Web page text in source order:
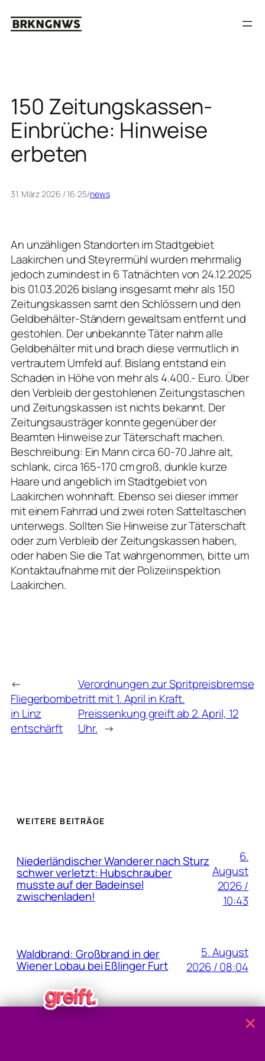
Inhalt
150 Zeitungskassen-
Einbrüche: Hinweise
erbeten
31. März 2026 / 16:25/news
An unzähligen Standorten im Stadtgebiet
Laakirchen und Steyrermühl wurden mehrmalig
jedoch zumindest in 6 Tatnächten von 24.12.2025
bis 01.03.2026 bislang insgesamt mehr als 150
Zeitungskassen samt den Schlössern und den
Geldbehälter-Ständern gewaltsam entfernt und
gestohlen. Der unbekannte Täter nahm alle
Geldbehälter mit und brach diese vermutlich in
vertrautem Umfeld auf. Bislang entstand ein
Schaden in Höhe von mehr als 4.400.- Euro. Über
den Verbleib der gestohlenen Zeitungstaschen
und Zeitungskassen ist nichts bekannt. Der
Zeitungsausträger konnte gegenüber der
Beamten Hinweise zur Täterschaft machen.
Beschreibung: Ein Mann circa 60-70 Jahre alt,
schlank, circa 165-170 cm groß, dunkle kurze
Haare und angeblich im Stadtgebiet von
Laakirchen wohnhaft. Ebenso sei dieser immer
mit einem Fahrrad und zwei roten Satteltaschen
unterwegs. Sollten Sie Hinweise zur Täterschaft
oder zum Verbleib der Zeitungskassen haben,
oder haben Sie die Tat wahrgenommen, bitte um
Kontaktaufnahme mit der Polizeiinspektion
Laakirchen.
←
Fliegerbombe
in Linz
entschärft
Verordnungen zur Spritpreisbremse
tritt mit 1. April in Kraft.
Preissenkung greift ab 2. April, 12
Uhr. →
WEITERE BEITRÄGE
Niederländischer Wanderer nach Sturz
schwer verletzt: Hubschrauber
musste auf der Badeinsel
zwischenladen!
6.
August
2026 /
10:43
Waldbrand: Großbrand in der
Wiener Lobau bei Eßlinger Furt
5. August
2026 / 08:04
5. August×